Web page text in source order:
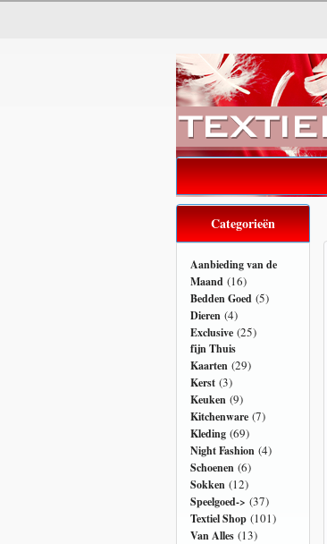
Categorieën
Aanbieding van de
Maand (16)
Bedden Goed (5)
Dieren (4)
Exclusive (25)
fijn Thuis
Kaarten (29)
Kerst (3)
Keuken (9)
Kitchenware (7)
Kleding (69)
Night Fashion (4)
Schoenen (6)
Sokken (12)
Speelgoed-> (37)
Textiel Shop (101)
Van Alles (13)